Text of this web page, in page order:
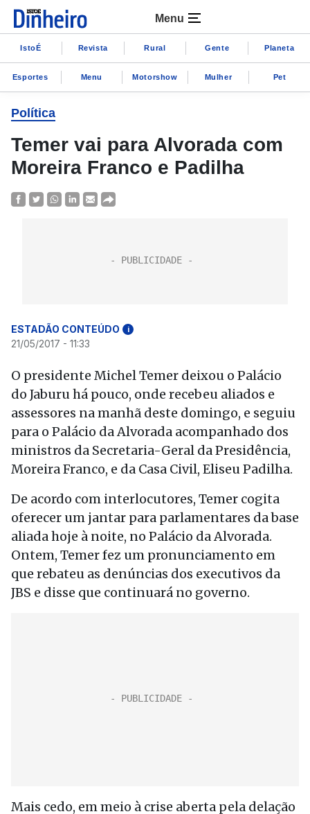
Menu
IstoÉ Revista Rural Gente Planeta
Esportes Menu Motorshow Mulher Pet
Política
Temer vai para Alvorada com
Moreira Franco e Padilha
ESTADÃO CONTEÚDO i
21/05/2017 - 11:33
O presidente Michel Temer deixou o Palácio
do Jaburu há pouco, onde recebeu aliados e
assessores na manhã deste domingo, e seguiu
para o Palácio da Alvorada acompanhado dos
ministros da Secretaria-Geral da Presidência,
Moreira Franco, e da Casa Civil, Eliseu Padilha.
De acordo com interlocutores, Temer cogita
oferecer um jantar para parlamentares da base
aliada hoje à noite, no Palácio da Alvorada.
Ontem, Temer fez um pronunciamento em
que rebateu as denúncias dos executivos da
JBS e disse que continuará no governo.
Mais cedo, em meio à crise aberta pela delação